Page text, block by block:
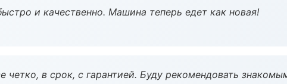
и качественно. Машина теперь едет как новая!
четко, в срок, с гарантией. Буду рекомендовать